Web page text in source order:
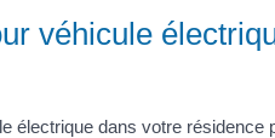
véhicule
électrique dans votre résidence